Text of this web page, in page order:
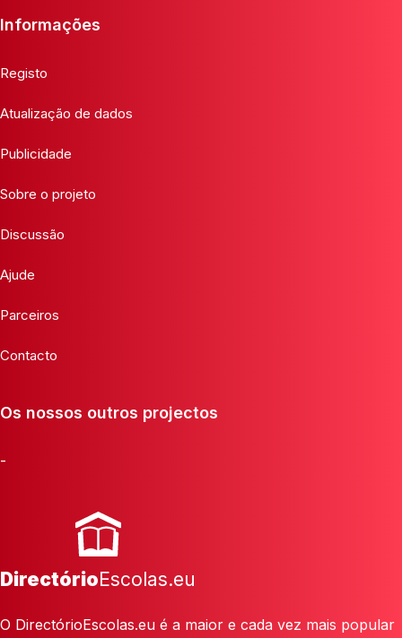
Informações
Registo
Atualização de dados
Publicidade
Sobre o projeto
Discussão
Ajude
Parceiros
Contacto
Os nossos outros projectos
-
DirectórioEscolas.eu
O DirectórioEscolas.eu é a maior e cada vez mais popular